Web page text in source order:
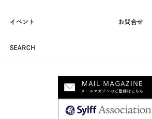
イベント お問合せ
SEARCH